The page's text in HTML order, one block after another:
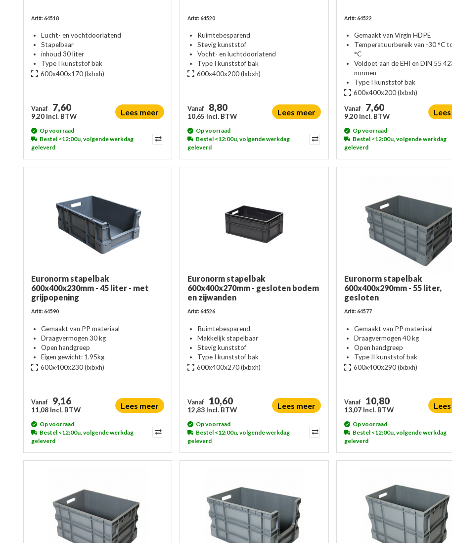
Art#: 64518
Lucht- en vochtdoorlatend
Stapelbaar
inhoud 30 liter
Type I kunststof bak
600x400x170(lxbxh)
Vanaf 7,60
9,20 Incl. BTW Lees meer
Op voorraad
Bestel <12:00u, volgende werkdag
geleverd
Art#: 64520
Ruimtebesparend
Stevig kunststof
Vocht- en luchtdoorlatend
Type I kunststof bak
600x400x200(lxbxh)
Vanaf 8,80
10,65 Incl. BTW Lees meer
Op voorraad
Bestel <12:00u, volgende werkdag
geleverd
Art#: 64522
Gemaakt van Virgin HDPE
Temperatuurbereik van -30 °C
°C
Voldoet aan de EHI en DIN 55
normen
Type I kunststof bak
600x400x200(lxbxh)
Vanaf 7,60
9,20 Incl. BTW
Op voorraad
Bestel <12:00u, volgende werkdag
geleverd
Euronorm stapelbak
600x400x230mm - 45 liter - met
grijpopening
Art#: 64590
Gemaakt van PP materiaal
Draagvermogen 30 kg
Open handgreep
Eigen gewicht: 1.95kg
600x400x230(lxbxh)
Vanaf 9,16
11,08 Incl. BTW Lees meer
Op voorraad
Bestel <12:00u, volgende werkdag
geleverd
Euronorm stapelbak
600x400x270mm - gesloten bodem
en zijwanden
Art#: 64526
Ruimtebesparend
Makkelijk stapelbaar
Stevig kunststof
Type I kunststof bak
600x400x270(lxbxh)
Vanaf 10,60
12,83 Incl. BTW Lees meer
Op voorraad
Bestel <12:00u, volgende werkdag
geleverd
Euronorm stapelbak
600x400x290mm - 55 liter,
gesloten
Art#: 64577
Gemaakt van PP materiaal
Draagvermogen 40 kg
Open handgreep
Type II kunststof bak
600x400x290(lxbxh)
Vanaf 10,80
13,07 Incl. BTW
Op voorraad
Bestel <12:00u, volgende werkdag
geleverd